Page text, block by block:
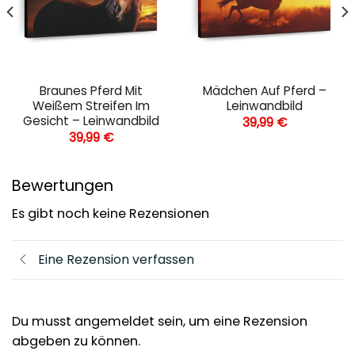
Braunes Pferd Mit
Weißem Streifen Im
Gesicht – Leinwandbild
39,99 €
Mädchen Auf Pferd –
Leinwandbild
39,99 €
Bewertungen
Es gibt noch keine Rezensionen
Eine Rezension verfassen
Du musst angemeldet sein, um eine Rezension
abgeben zu können.